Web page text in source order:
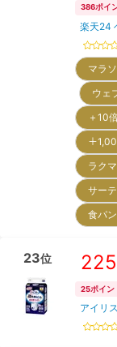
386ポイ
楽天24
マラ
ウェ
＋10
＋
ラク
サー
食パ
23位
25ポイン
アイリ